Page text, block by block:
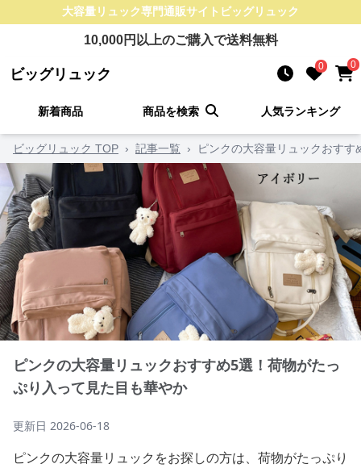
大容量リュック専門通販サイト ビッグリュック
10,000円以上のご購入で送料無料
ビッグリュック 0 0
新着商品 商品を検索 人気ランキング
ビッグリュック TOP › 記事一覧 › ピンクの大容量リュックおす
ピンクの大容量リュックおすすめ5選！荷物がたっ
ぷり入って見た目も華やか
更新日 2026-06-18
ピンクの大容量リュックをお探しの方は、荷物がたっぷり